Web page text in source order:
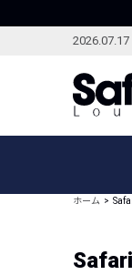
ブランドか
新着アイテム
ホーム